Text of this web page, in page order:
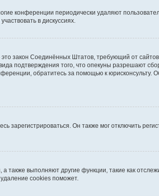
конференции периодически удаляют
в дискуссиях.
закон Соединённых Штатов, требующий от
подтверждения того, что опекуны разрешают
обратитесь за помощью к юрисконсульту.
Он также мог отключить
выполняют другие функции, такие как
cookies поможет.